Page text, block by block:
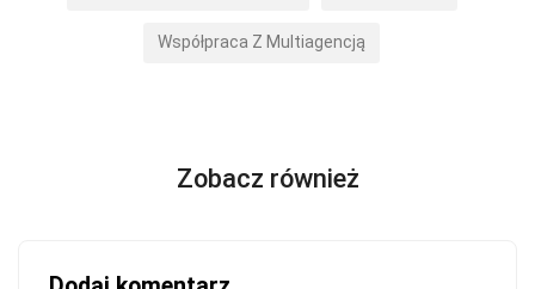
Współpraca Z Multiagencją
Zobacz również